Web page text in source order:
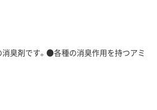
臭剤です。●各種の消臭作用を持つアミ